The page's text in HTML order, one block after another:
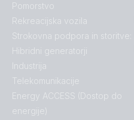
Pomorstvo
Rekreacijska vozila
Strokovna podpora in storitve:
Hibridni generatorji
Industrija
Telekomunikacije
Energy ACCESS (Dostop do
energije)